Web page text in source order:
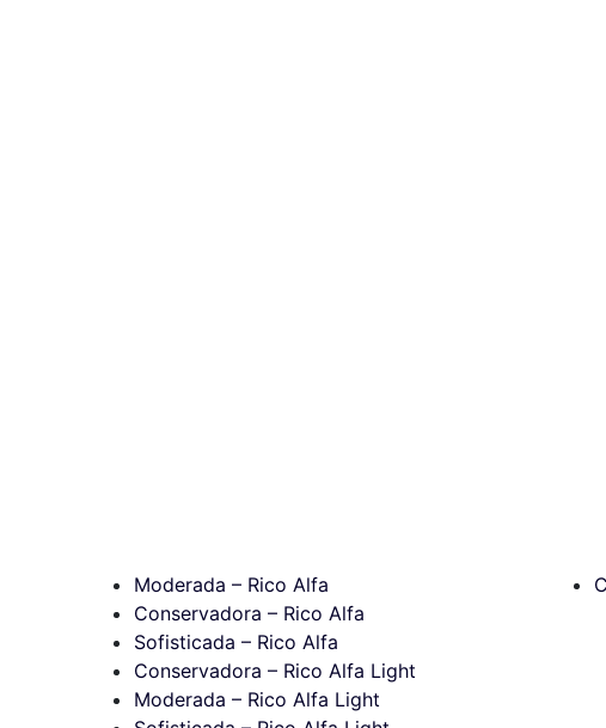
Moderada – Rico Alfa
Conservadora – Rico Alfa
Sofisticada – Rico Alfa
Conservadora – Rico Alfa Light
Moderada – Rico Alfa Light